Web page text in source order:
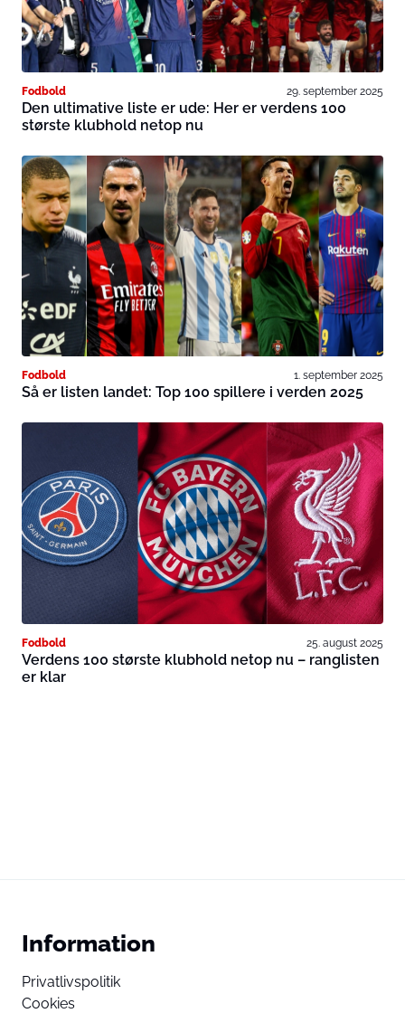
Fodbold 29. september 2025
Den ultimative liste er ude: Her er verdens 100
største klubhold netop nu
Fodbold 1. september 2025
Så er listen landet: Top 100 spillere i verden 2025
Fodbold 25. august 2025
Verdens 100 største klubhold netop nu – ranglisten
er klar
Information
Privatlivspolitik
Cookies